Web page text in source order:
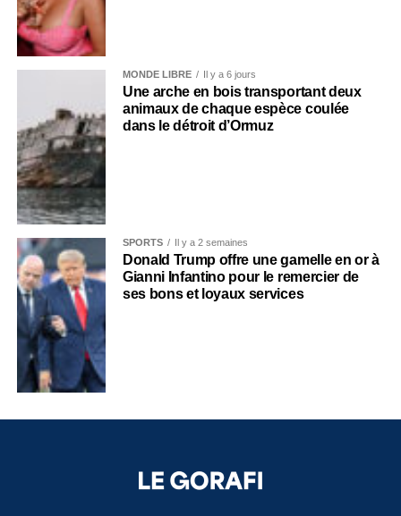
MONDE LIBRE Il y a 6 jours
Une arche en bois transportant deux
animaux de chaque espèce coulée
dans le détroit d’Ormuz
SPORTS Il y a 2 semaines
Donald Trump offre une gamelle en or à
Gianni Infantino pour le remercier de
ses bons et loyaux services